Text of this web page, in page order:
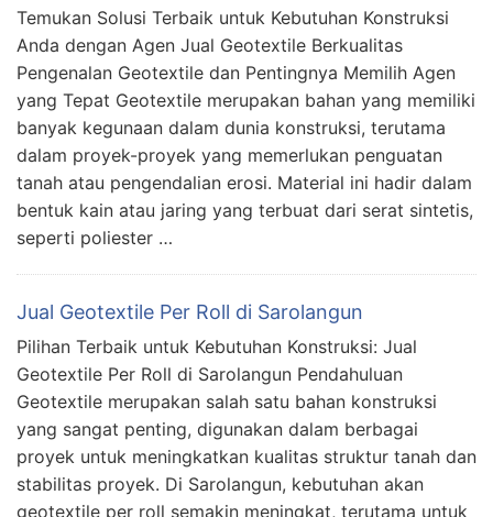
Temukan Solusi Terbaik untuk Kebutuhan Konstruksi
Anda dengan Agen Jual Geotextile Berkualitas
Pengenalan Geotextile dan Pentingnya Memilih Agen
yang Tepat Geotextile merupakan bahan yang memiliki
banyak kegunaan dalam dunia konstruksi, terutama
dalam proyek-proyek yang memerlukan penguatan
tanah atau pengendalian erosi. Material ini hadir dalam
bentuk kain atau jaring yang terbuat dari serat sintetis,
seperti poliester …
Jual Geotextile Per Roll di Sarolangun
Pilihan Terbaik untuk Kebutuhan Konstruksi: Jual
Geotextile Per Roll di Sarolangun Pendahuluan
Geotextile merupakan salah satu bahan konstruksi
yang sangat penting, digunakan dalam berbagai
proyek untuk meningkatkan kualitas struktur tanah dan
stabilitas proyek. Di Sarolangun, kebutuhan akan
geotextile per roll semakin meningkat, terutama untuk